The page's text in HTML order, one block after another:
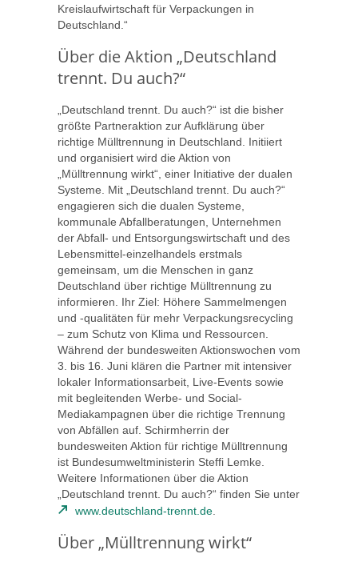
Kreislaufwirtschaft für Verpackungen in
Deutschland.“
Über die Aktion „Deutschland
trennt. Du auch?“
„Deutschland trennt. Du auch?“ ist die bisher
größte Partneraktion zur Aufklärung über
richtige Mülltrennung in Deutschland. Initiiert
und organisiert wird die Aktion von
„Mülltrennung wirkt“, einer Initiative der dualen
Systeme. Mit „Deutschland trennt. Du auch?“
engagieren sich die dualen Systeme,
kommunale Abfallberatungen, Unternehmen
der Abfall- und Entsorgungswirtschaft und des
Lebensmittel-einzelhandels erstmals
gemeinsam, um die Menschen in ganz
Deutschland über richtige Mülltrennung zu
informieren. Ihr Ziel: Höhere Sammelmengen
und -qualitäten für mehr Verpackungsrecycling
– zum Schutz von Klima und Ressourcen.
Während der bundesweiten Aktionswochen vom
3. bis 16. Juni klären die Partner mit intensiver
lokaler Informationsarbeit, Live-Events sowie
mit begleitenden Werbe- und Social-
Mediakampagnen über die richtige Trennung
von Abfällen auf. Schirmherrin der
bundesweiten Aktion für richtige Mülltrennung
ist Bundesumweltministerin Steffi Lemke.
Weitere Informationen über die Aktion
„Deutschland trennt. Du auch?“ finden Sie unter
www.deutschland-trennt.de
Über „Mülltrennung wirkt“